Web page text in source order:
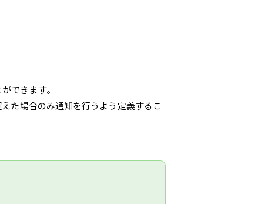
できます。
た場合のみ通知を行うよう定義するこ